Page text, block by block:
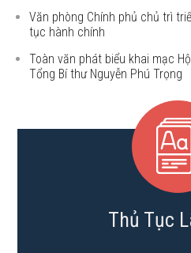
Văn phòng Chính phủ chủ trì
tục hành chính
Toàn văn phát biểu khai mạc
Tổng Bí thư Nguyễn Phú Trọng
Thủ Tục